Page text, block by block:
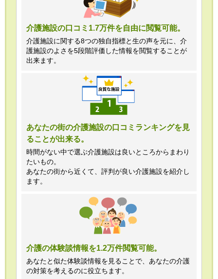
介護施設の口コミ1.7万件を自由に閲覧可能。
介護施設に関する8つの独自指標と生の声を元に、介
護施設のよさを5段階評価した情報を閲覧することが
出来ます。
あなたの街の介護施設の口コミランキングを見
ることが出来る。
時間がない中で選ぶ介護施設は良いところからまわり
たいもの。
あなたの街から近くて、評判が良い介護施設を紹介し
ます。
介護の体験談情報を1.2万件閲覧可能。
あなたと似た体験談情報を見ることで、あなたの介護
の対策を考えるのに役立ちます。